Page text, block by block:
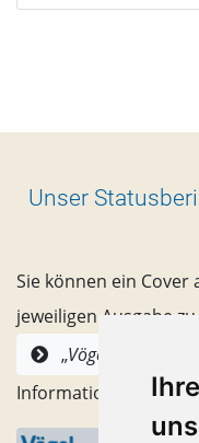
Unser
Sie können ein Cover
jeweiligen Ausgabe
„Vögel in
Informationen zum